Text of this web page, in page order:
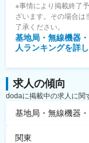
※事情により掲載終了
ざいます。その場合は
了承ください。
基地局・無線機器
人ランキングを詳
求人の傾向
dodaに掲載中の求人に関
基地局・無線機器
関東